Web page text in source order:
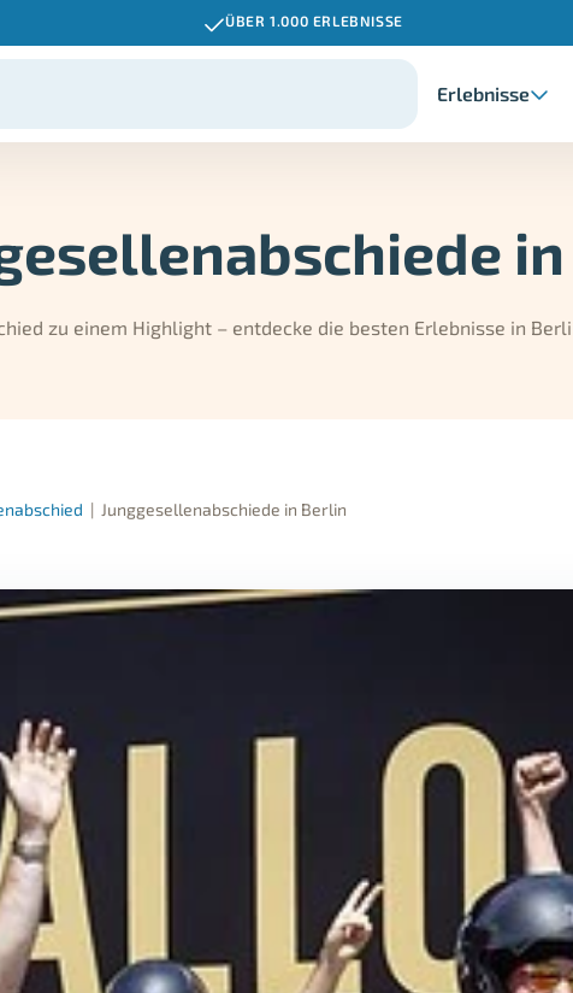
ÜBER 1.000 ERLEBNISSE
Erlebnisse
zu einem Highlight – entdecke die besten Erlebnisse in
| Junggesellenabschiede in Berlin